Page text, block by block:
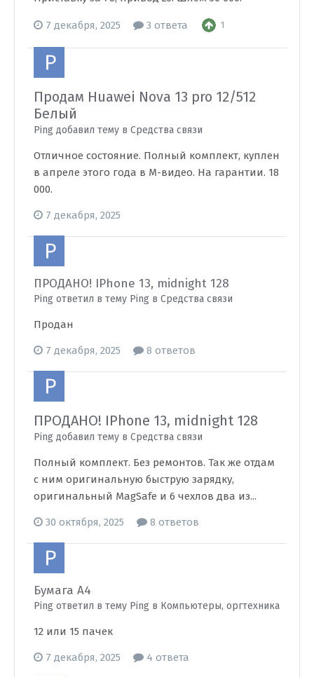
7 декабря, 2025 3 ответа 1
Продам Huawei Nova 13 pro 12/512
Белый
Ping добавил тему в Средства связи
Отличное состояние. Полный комплект, куплен
в апреле этого года в М-видео. На гарантии. 18
000.
7 декабря, 2025
ПРОДАНО! IPhone 13, midnight 128
Ping ответил в тему Ping в Средства связи
Продан
7 декабря, 2025 8 ответов
ПРОДАНО! IPhone 13, midnight 128
Ping добавил тему в Средства связи
Полный комплект. Без ремонтов. Так же отдам
с ним оригинальную быструю зарядку,
оригинальный MagSafe и 6 чехлов два из...
30 октября, 2025 8 ответов
Бумага А4
Ping ответил в тему Ping в Компьютеры, оргтехника
12 или 15 пачек
7 декабря, 2025 4 ответа